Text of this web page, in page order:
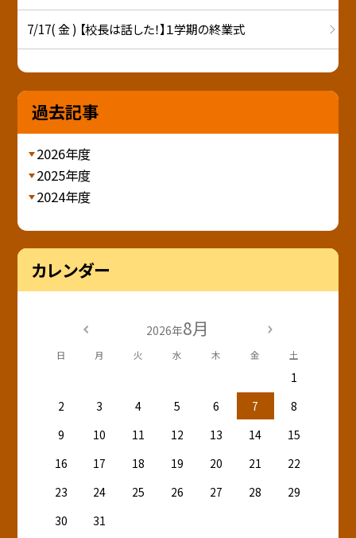
7/17( 金 ) 【校長は話した！】１学期の終業式
過去記事
2026年度
2025年度
2024年度
カレンダー
2026年8月
日 月 火 水 木 金 土
1
2
3 4 5 6 7
8
9
10 11 12 13 14
15
16
17 18 19 20 21
22
23
24 25 26 27 28
29
30
31